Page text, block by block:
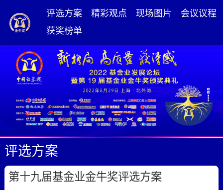
评选方案 精彩观点 现场图片
会议议程
获奖榜单
评选方案
第十九届基金业金牛奖评选方案